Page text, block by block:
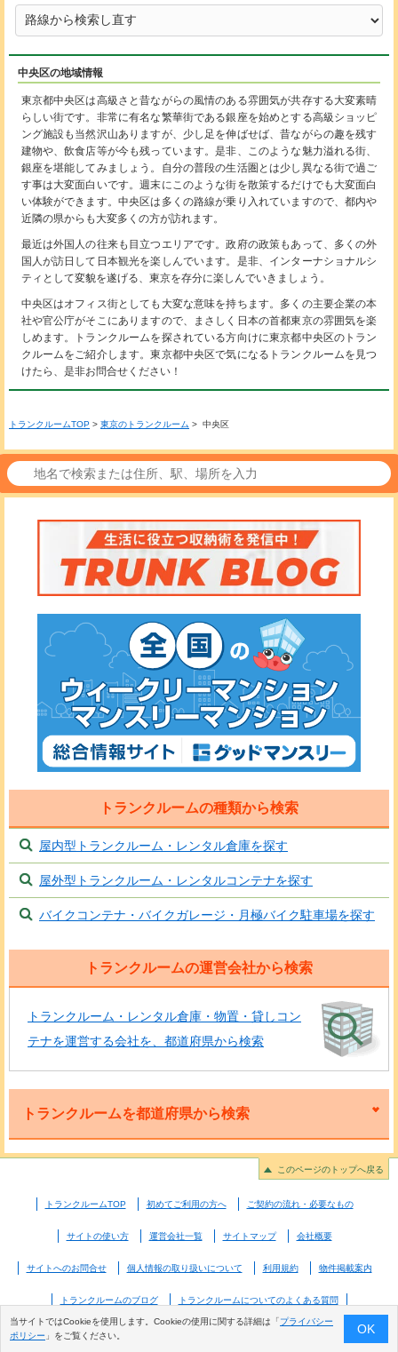
中央区の地域情報
東京都中央区は高級さと昔ながらの風情のある雰囲気が共存する大変素晴
らしい街です。非常に有名な繁華街である銀座を始めとする高級ショッピ
ング施設も当然沢山ありますが、少し足を伸ばせば、昔ながらの趣を残す
建物や、飲食店等が今も残っています。是非、このような魅力溢れる街、
銀座を堪能してみましょう。自分の普段の生活圏とは少し異なる街で過ご
す事は大変面白いです。週末にこのような街を散策するだけでも大変面白
い体験ができます。中央区は多くの路線が乗り入れていますので、都内や
近隣の県からも大変多くの方が訪れます。
最近は外国人の往来も目立つエリアです。政府の政策もあって、多くの外
国人が訪日して日本観光を楽しんでいます。是非、インターナショナルシ
ティとして変貌を遂げる、東京を存分に楽しんでいきましょう。
中央区はオフィス街としても大変な意味を持ちます。多くの主要企業の本
社や官公庁がそこにありますので、まさしく日本の首都東京の雰囲気を楽
しめます。トランクルームを探されている方向けに東京都中央区のトラン
クルームをご紹介します。東京都中央区で気になるトランクルームを見つ
けたら、是非お問合せください！
トランクルームTOP > 東京のトランクルーム > 中央区
トランクルームの種類から検索
屋内型トランクルーム・レンタル倉庫を探す
屋外型トランクルーム・レンタルコンテナを探す
バイクコンテナ・バイクガレージ・月極バイク駐車場を探す
トランクルームの運営会社から検索
トランクルーム・レンタル倉庫・物置・貸しコン
テナを運営する会社を、都道府県から検索
トランクルームを都道府県から検索
このページのトップへ戻る
トランクルームTOP 初めてご利用の方へ ご契約の流れ・必要なもの
サイトの使い方 運営会社一覧 サイトマップ 会社概要
サイトへのお問合せ 個人情報の取り扱いについて 利用規約 物件掲載案内
トランクルームのブログ トランクルームについてのよくある質問
© 2026 Good-com Inc. All Rights Reserved.
当サイトではCookieを使用します。Cookieの使用に関する詳細は「プライバシー
ポリシー 」をご覧ください。 OK